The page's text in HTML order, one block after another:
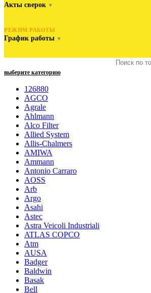
Акты сверок ▼
РЕЖИМ РАБОТЫ
График работы ▼
выберите категорию
126880
AGCO
Agrale
Ahlmann
Alco Filter
Allied System
Allis-Chalmers
AMIWA
Ammann
Antonio Carraro
AOSS
Arb
Argo
Asahi
Astec
Astra Veicoli Industriali
ATLAS COPCO
Atm
AUSA
Badger
Baldwin
Basak
Bell